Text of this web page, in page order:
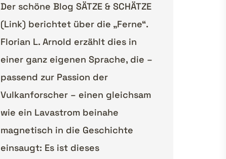
Der schöne Blog SÄTZE & SCHÄTZE
(Link) berichtet über die „Ferne“.
Florian L. Arnold erzählt dies in
einer ganz eigenen Sprache, die –
passend zur Passion der
Vulkanforscher – einen gleichsam
wie ein Lavastrom beinahe
magnetisch in die Geschichte
einsaugt: Es ist dieses